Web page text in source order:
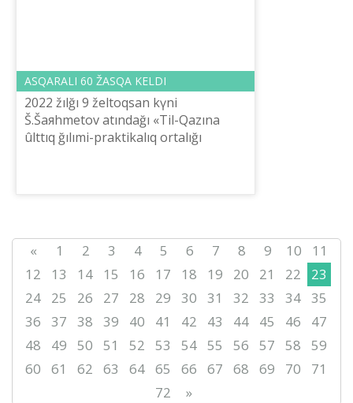
ASQARALI 60 ŽASQA KELDІ
2022 žılğı 9 želtoqsan kүnі
Š.Šaяhmetov atındağı «Tіl-Qazına
ûlttıq ğılımi-praktikalıq ortalığı
« 1 2 3 4 5 6 7 8 9 10
11
12
13 14 15 16 17 18 19 20 21 22
23
24
25 26 27 28 29 30 31 32 33 34 35
36
37 38 39 40 41 42 43 44 45 46
47
48
49 50 51 52 53 54 55 56 57 58
59
60
61 62 63 64 65 66 67 68 69 70
71
72
»